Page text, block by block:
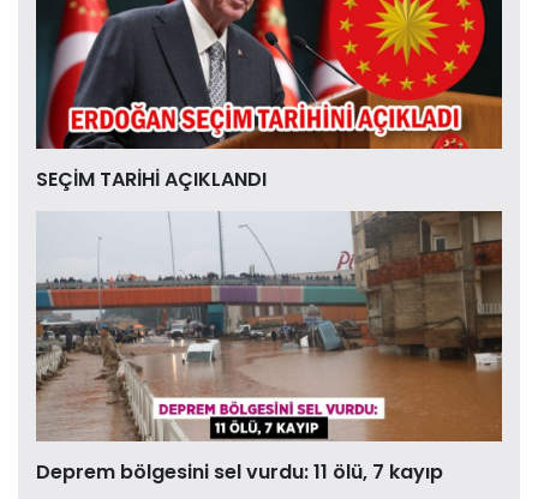
SEÇİM TARİHİ AÇIKLANDI
Deprem bölgesini sel vurdu: 11 ölü, 7 kayıp